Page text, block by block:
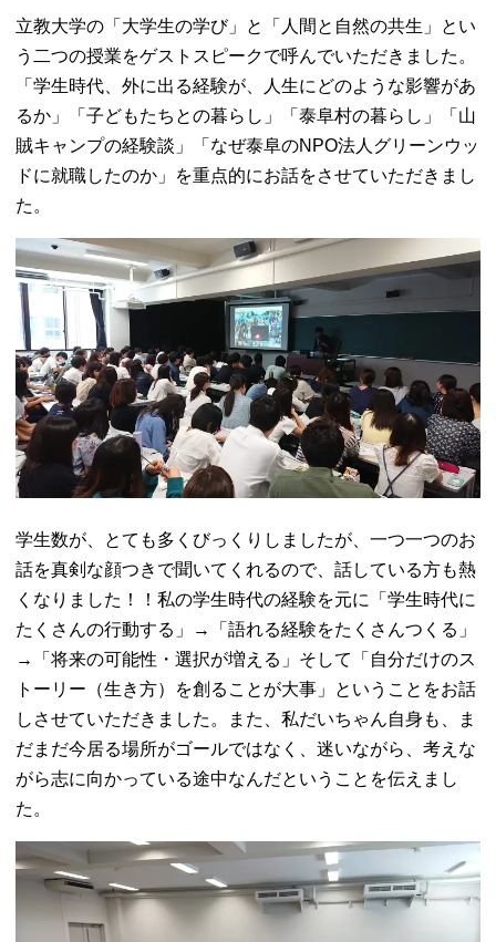
立教大学の「大学生の学び」と「人間と自然の共生」とい
う二つの授業をゲストスピークで呼んでいただきました。
「学生時代、外に出る経験が、人生にどのような影響があ
るか」「子どもたちとの暮らし」「泰阜村の暮らし」「山
賊キャンプの経験談」「なぜ泰阜のNPO法人グリーンウッ
ドに就職したのか」を重点的にお話をさせていただきまし
た。
学生数が、とても多くびっくりしましたが、一つ一つのお
話を真剣な顔つきで聞いてくれるので、話している方も熱
くなりました！！私の学生時代の経験を元に「学生時代に
たくさんの行動する」→「語れる経験をたくさんつくる」
→「将来の可能性・選択が増える」そして「自分だけのス
トーリー（生き方）を創ることが大事」ということをお話
しさせていただきました。また、私だいちゃん自身も、ま
だまだ今居る場所がゴールではなく、迷いながら、考えな
がら志に向かっている途中なんだということを伝えまし
た。